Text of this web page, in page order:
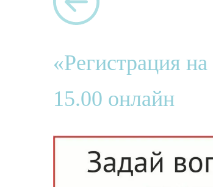
«Регистрация
15.00 онлайн